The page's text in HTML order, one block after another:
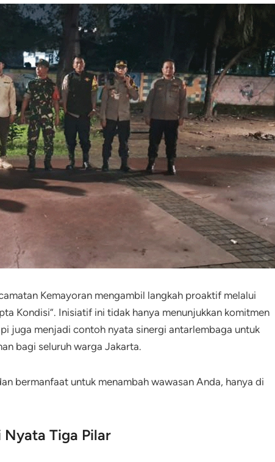
Kemayoran mengambil langkah proaktif melalui
Kondisi”.​ Inisiatif ini tidak hanya menunjukkan komitmen
juga menjadi contoh nyata sinergi antarlembaga untuk
bagi seluruh warga Jakarta.
bermanfaat untuk menambah wawasan Anda, hanya di
Nyata Tiga Pilar